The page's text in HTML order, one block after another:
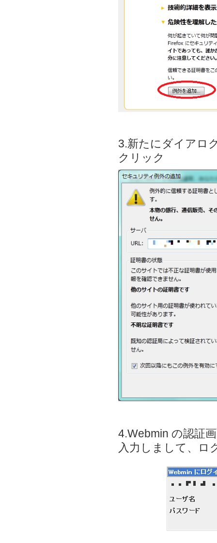
3.新たにダイアロ
クリック
4.Webmin の認証
入力しまして、ロ